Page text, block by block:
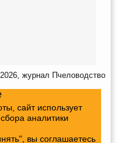
журнал Пчеловодство
сайт использует
аналитики
вы соглашаетесь